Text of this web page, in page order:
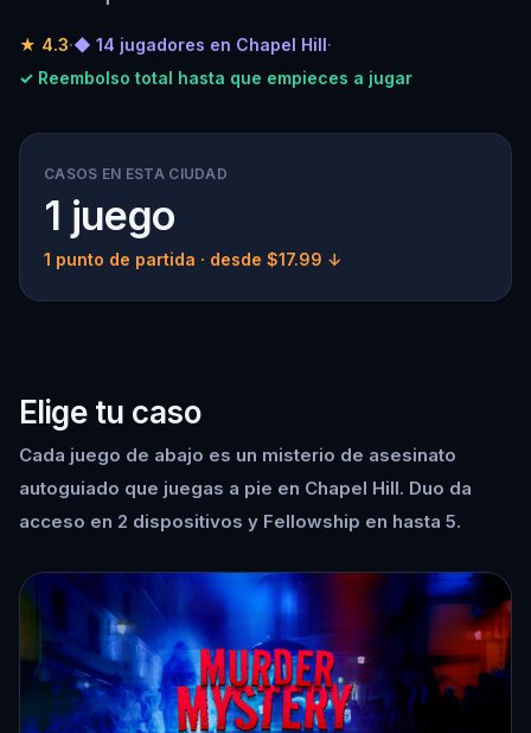
★ 4.3·◆ 14 jugadores en Chapel Hill·
✓ Reembolso total hasta que empieces a jugar
CASOS EN ESTA CIUDAD
1 juego
1 punto de partida · desde $17.99 ↓
Elige tu caso
Cada juego de abajo es un misterio de asesinato
autoguiado que juegas a pie en Chapel Hill. Duo da
acceso en 2 dispositivos y Fellowship en hasta 5.